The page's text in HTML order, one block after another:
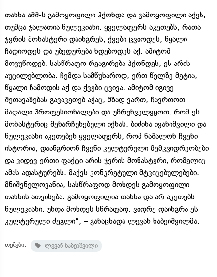
თანხა აშშ-ს გამოყოფილი ჰქონდა და გამოყოფილი აქვს,
თუმცა ჯალათია წულუკიანი. ყველაფერს აკეთებს, რათა
ჯვრის მონასტერი დაინგრეს, ქვები ცვიოდეს, წყალი
ჩადიოდეს და უბედურება ხდებოდეს აქ. ამიტომ
მოვუწოდებ, სასწრაფო რეაგირება ჰქონდეს, ეს არის
აუცილებლობა. ჩემდა სამწუხაროდ, ერთ წელზე მეტია,
წყალი ჩამოდის აქ და ქვები ცვივა. ამიტომ იგივე
შეთავაზებას გავაკეთებ აქაც, მზად ვართ, ჩავრთოთ
მაღალი პროფესიონალები და უზრუნველვყოთ, რომ ეს
მონასტერიც შენარჩუნებული იქნას. ბიძინა ივანიშვილი და
წულუკიანი აკეთებენ ყველაფერს, რომ წაშალონ ჩვენი
ისტორია, დაანგრიონ ჩვენი კულტურული მემკვიდრეობები
და კიდევ ერთი ფაქტი არის ჯვრის მონასტერი, რომელიც
ამას ადასტურებს. მაქვს კონკრეტული მტკიცებულებები.
მნიშვნელოვანია, სასწრაფოდ მოხდეს გამოყოფილი
თანხის ათვისება. გამოყოფილია თანხა და არ აკეთებს
წულუკიანი. უნდა მოხდეს სწრაფად, ვიდრე დაინგრა ეს
კულტურული ძეგლი“, – განაცხადა ლევან ხაბეიშვილმა.
თემები: ლევან ხაბეიშვილი